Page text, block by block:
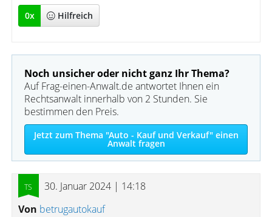
0x Hilfreich
Noch unsicher oder nicht ganz Ihr Thema?
Auf Frag-einen-Anwalt.de antwortet Ihnen ein
Rechtsanwalt innerhalb von 2 Stunden. Sie
bestimmen den Preis.
Jetzt zum Thema "Auto - Kauf und Verkauf" einen
Anwalt fragen
30. Januar 2024 | 14:18
Von betrugautokauf